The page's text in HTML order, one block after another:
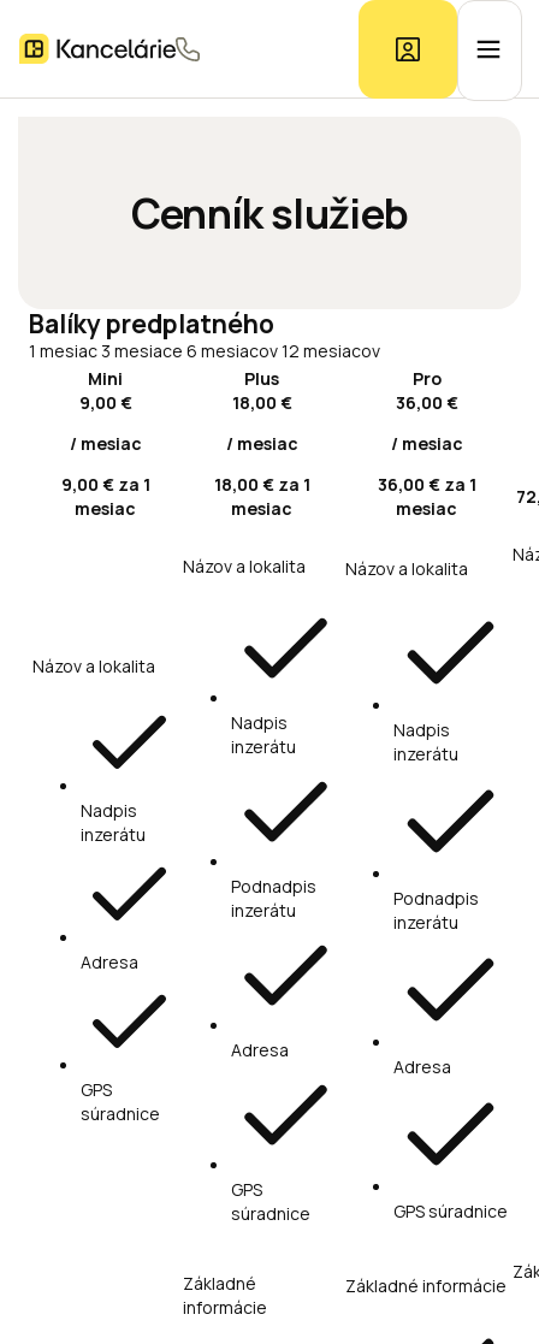
Cenník služieb
Balíky predplatného
1 mesiac 3 mesiace 6 mesiacov12 mesiacov
Mini
9,00 €
/ mesiac
9,00 € za 1
mesiac
Plus
18,00 €
/ mesiac
18,00 € za 1
mesiac
Pro
36,00 €
/ mesiac
36,00 € za 1
mesiac
Názov a lokalita
Nadpis
inzerátu
Adresa
GPS
súradnice
Názov a lokalita
Nadpis
inzerátu
Podnadpis
inzerátu
Adresa
GPS
súradnice
Názov a lokalita
Nadpis
inzerátu
Podnadpis
inzerátu
Adresa
GPS súradnice
Základné
informácie
Základné informácie